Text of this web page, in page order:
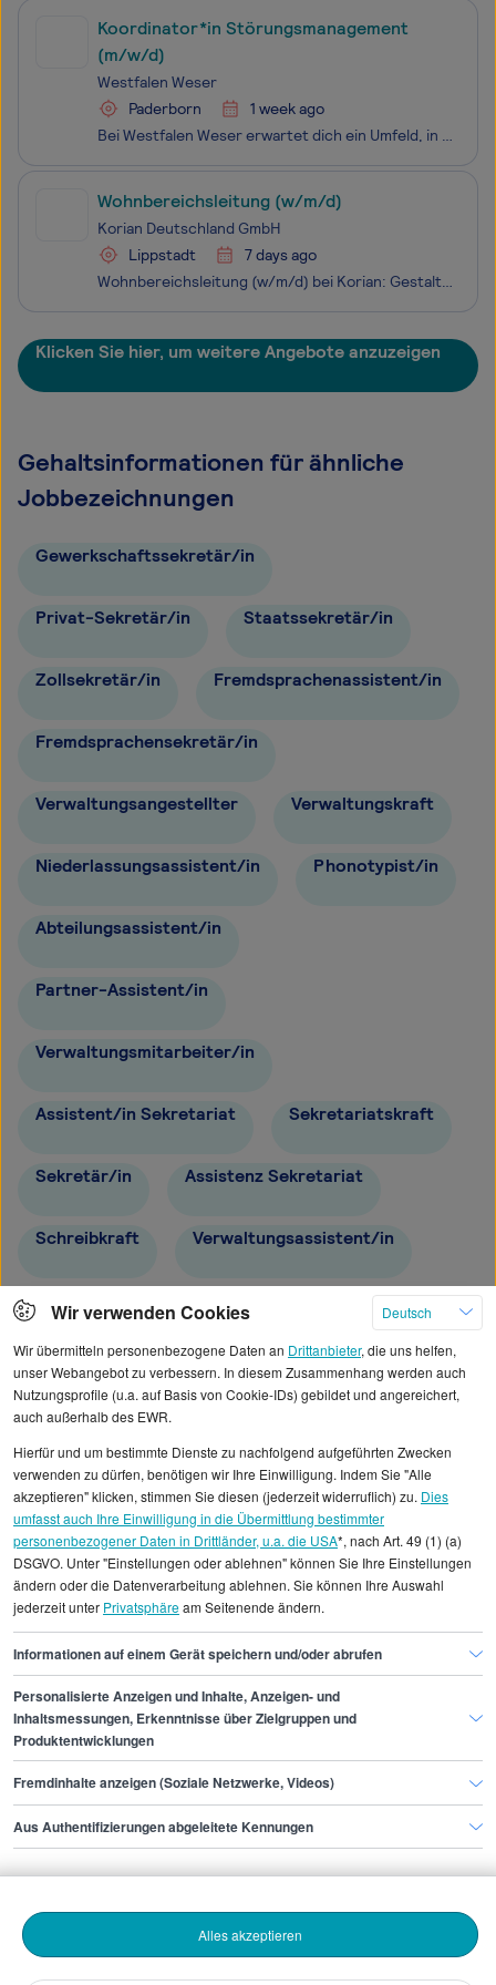
Koordinator*in Störungsmanagement
(m/w/d)
Westfalen Weser
Paderborn
1 week ago
Bei Westfalen Weser erwartet dich ein Umfeld, in dem du wirklich etwas bewegen kannst. Du leistest jeden Tag einen Beitrag für die Zukunft unserer Region und sorgst gemeinsam mit über 1.200 Kolleg*innen dafür, dass Menschen und Kommunen in Ostwestfalen- Lippe und im Weserbergland zuverlässig mit Ene
Wohnbereichsleitung (w/m/d)
Korian Deutschland GmbH
Lippstadt
7 days ago
Wohnbereichsleitung (w/m/d) bei Korian: Gestalte mit uns die Zukunft! Hast Du Lust, etwas zu bewegen? Das Leben von unzähligen Menschen positiv zu beeinflussen? Bei Korian arbeitest Du Seite an Seite mit Deinen Kolleg:innen für pflegebedürftige Menschen. Schau Dir gleich mal unser Stellenangebot
Klicken Sie hier, um weitere Angebote anzuzeigen
Gehaltsinformationen für ähnliche
Jobbezeichnungen
Gewerkschaftssekretär/in
Privat-Sekretär/in Staatssekretär/in
Zollsekretär/in Fremdsprachenassistent/in
Fremdsprachensekretär/in
Verwaltungsangestellter Verwaltungskraft
Niederlassungsassistent/in Phonotypist/in
Abteilungsassistent/in
Partner-Assistent/in
Verwaltungsmitarbeiter/in
Assistent/in Sekretariat Sekretariatskraft
Sekretär/in Assistenz Sekretariat
Schreibkraft Verwaltungsassistent/in
statistischen Erhebungen durch StepStone. Es sind
Durchschnittswerte und die Angaben können nicht
einzelnen Stellenangeboten zugeordnet werden.
Gehaltsinformationen
Administration
Generalsekretär/in
Finde den Job,
der zu dir passt.
Bewerbende
Wir verwenden Cookies
Deutsch
Wir übermitteln personenbezogene Daten an Drittanbieter, die uns helfen,
unser Webangebot zu verbessern. In diesem Zusammenhang werden auch
Nutzungsprofile (u.a. auf Basis von Cookie-IDs) gebildet und angereichert,
auch außerhalb des EWR.
Hierfür und um bestimmte Dienste zu nachfolgend aufgeführten Zwecken
verwenden zu dürfen, benötigen wir Ihre Einwilligung. Indem Sie "Alle
akzeptieren" klicken, stimmen Sie diesen (jederzeit widerruflich) zu. Dies
umfasst auch Ihre Einwilligung in die Übermittlung bestimmter
personenbezogener Daten in Drittländer, u.a. die USA*, nach Art. 49 (1) (a)
DSGVO. Unter "Einstellungen oder ablehnen" können Sie Ihre Einstellungen
ändern oder die Datenverarbeitung ablehnen. Sie können Ihre Auswahl
jederzeit unter Privatsphäream Seitenende ändern.
Informationen auf einem Gerät speichern und/oder abrufen
Personalisierte Anzeigen und Inhalte, Anzeigen- und
Inhaltsmessungen, Erkenntnisse über Zielgruppen und
Produktentwicklungen
Fremdinhalte anzeigen (Soziale Netzwerke, Videos)
Aus Authentifizierungen abgeleitete Kennungen
Alles akzeptieren